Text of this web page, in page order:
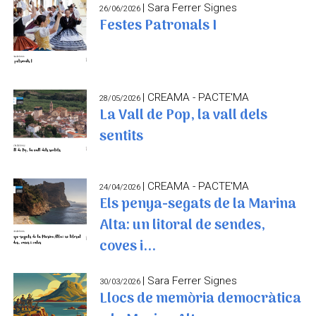
26/06/2026 | Sara Ferrer Signes
Festes Patronals I
28/05/2026 | CREAMA - PACTE'MA
La Vall de Pop, la vall dels
sentits
24/04/2026 | CREAMA - PACTE'MA
Els penya-segats de la Marina
Alta: un litoral de sendes,
coves i...
30/03/2026 | Sara Ferrer Signes
Llocs de memòria democràtica